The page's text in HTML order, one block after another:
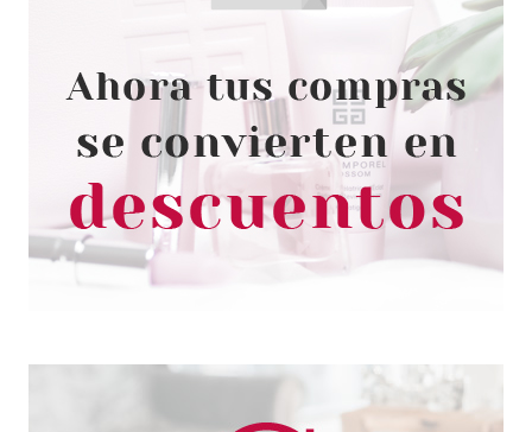
CATRICE
CATRICE POLVOS
BRONCEADORES MATE SUN
GLOW 020 DEEP BRONZE
Pvr 4.59€
-17%
desde
3.80€